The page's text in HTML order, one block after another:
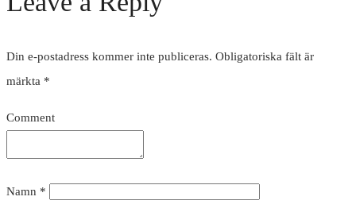
Din e-postadress kommer inte publiceras. Obligatoriska fält är
märkta *
Comment
Namn *